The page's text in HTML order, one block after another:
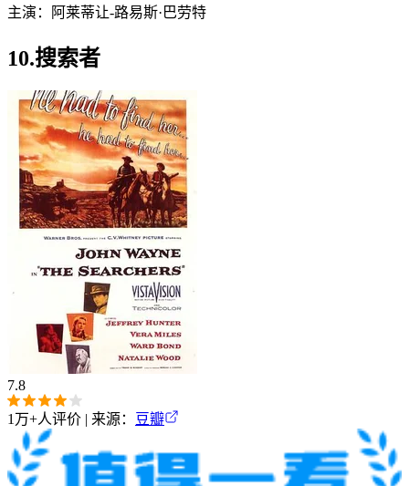
主演：
阿莱蒂让-路易斯·巴劳特
10.搜索者
7.8
1万+人评价 | 来源： 豆瓣